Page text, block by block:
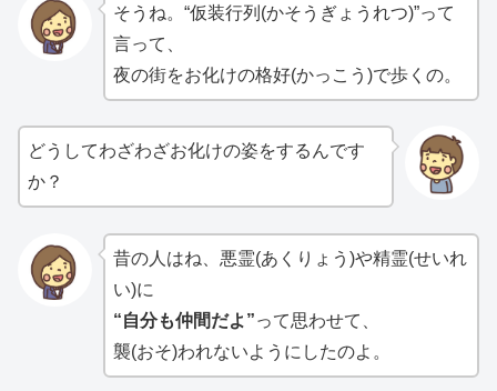
そうね。“仮装行列(かそうぎょうれつ)”って
言って、
夜の街をお化けの格好(かっこう)で歩くの。
どうしてわざわざお化けの姿をするんです
か？
昔の人はね、悪霊(あくりょう)や精霊(せいれ
い)に
“自分も仲間だよ”って思わせて、
襲(おそ)われないようにしたのよ。